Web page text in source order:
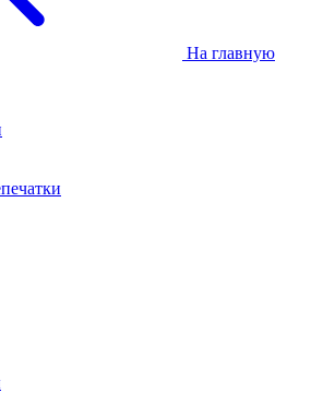
На главную